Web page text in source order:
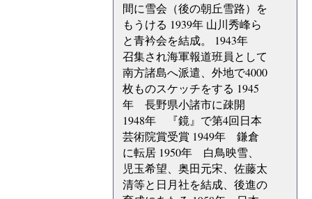
間に雪会（後の朝丘雪路）を
もうける 1939年 山川秀峰ら
と青衿会を結成。 1943年
召集され海軍報道班員として
南方諸島へ派遣、外地で4000
枚ものスケッチをする 1945
年 長野県小諸市に疎開
1948年 『鏡』で第4回日本
芸術院賞受賞 1949年 鎌倉
に転居 1950年 白鳥映雪、
児玉希望、奥田元宋、佐藤太
清等と日月社を結成、後進の